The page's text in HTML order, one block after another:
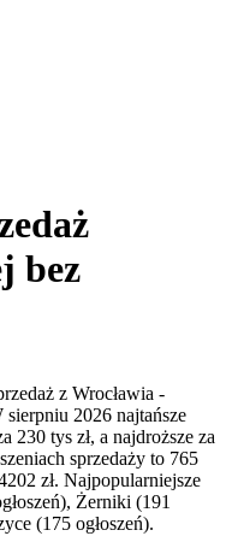
bez
z Wrocławia -
2026 najtańsze
230 tys zł, a najdroższe za
sprzedaży to 765
zł. Najpopularniejsze
Żerniki (191
(175 ogłoszeń).